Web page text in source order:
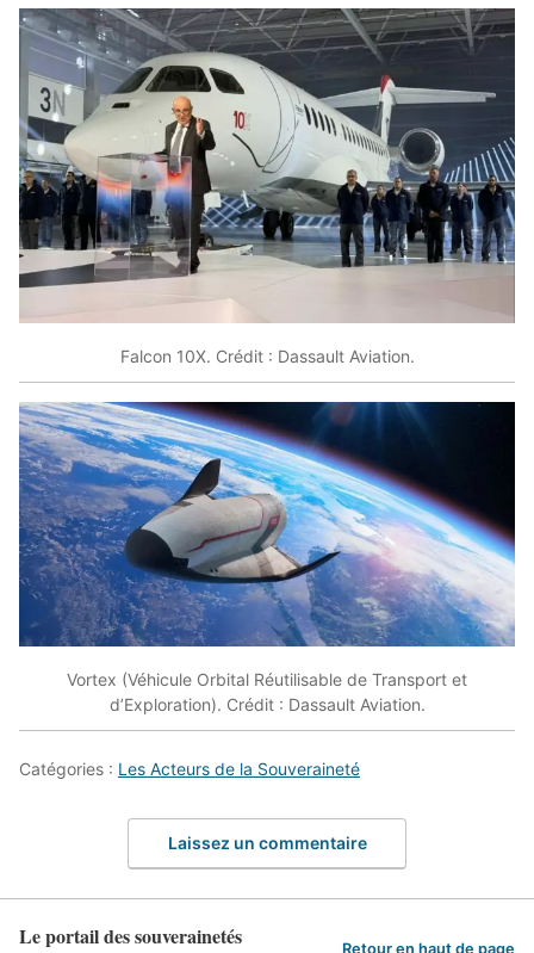
Falcon 10X. Crédit : Dassault Aviation.
Vortex (Véhicule Orbital Réutilisable de Transport et
d’Exploration). Crédit : Dassault Aviation.
Catégories : Les Acteurs de la Souveraineté
Laissez un commentaire
Le portail des souverainetés Retour en haut de page